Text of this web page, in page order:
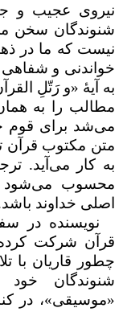
نیروی عجیب و
شنوندگان سخن
نیست که ما در
خواندنی و شفاهی
به آیهٔ «و رَتّلِ
مطالب را به
می‌شد برای قوم
متن مکتوب قرآن
به کار می‌آید.
محسوب می‌شود
اصلی خداوند
نویسنده در
قرآن شرکت
چطور قاریان با
شنوندگان
«موسیقی»، در